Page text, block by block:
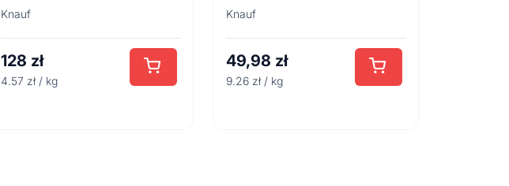
Knauf
128 zł
4.57 zł / kg
Knauf
49,98 zł
9.26 zł / kg